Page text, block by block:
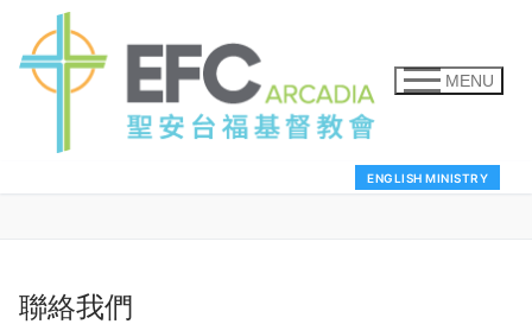
MENU
ENGLISH MINISTRY
聯絡我們